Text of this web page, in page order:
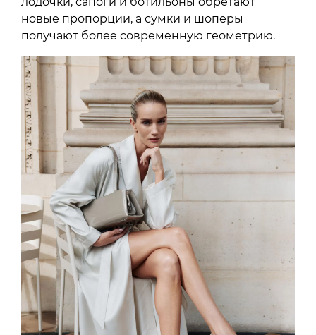
новые пропорции, а сумки и шоперы
получают более современную геометрию.